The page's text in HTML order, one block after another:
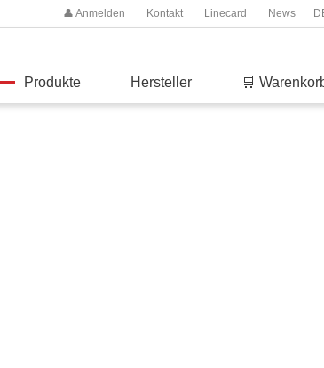
👤 Anmelden Kontakt Linecard News
Produkte Hersteller 🛒